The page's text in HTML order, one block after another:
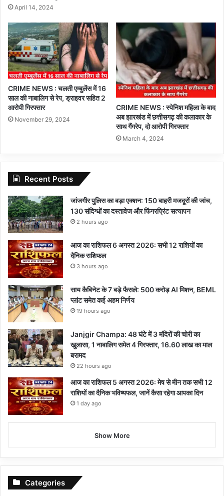
April 14, 2024
CRIME NEWS : चलती एम्बुलेंस में 16
साल की नाबालिग से रेप, ड्राइवर सहित 2
आरोपी गिरफ्तार
November 29, 2024
CRIME NEWS : स्पेनिश महिला के बाद
अब झारखंड में छत्तीसगढ़ की कलाकार के
साथ गैंगरेप, दो आरोपी गिरफ्तार
March 4, 2024
Recent Posts
जांजगीर पुलिस का बड़ा एक्शन: 150 बाहरी मजदूरों की जांच,
130 संदिग्धों का दस्तावेज और फिंगरप्रिंट सत्यापन
2 hours ago
आज का राशिफल 6 अगस्त 2026: सभी 12 राशियों का
दैनिक राशिफल
3 hours ago
साय कैबिनेट के 7 बड़े फैसले: 500 करोड़ AI मिशन, BEML
प्लांट समेत कई अहम निर्णय
19 hours ago
Janjgir Champa: 48 घंटे में 3 मंदिरों की चोरी का
खुलासा, 1 नाबालिग समेत 4 गिरफ्तार, 16.60 लाख का माल
बरामद
22 hours ago
आज का राशिफल 5 अगस्त 2026: मेष से मीन तक सभी 12
राशियों का दैनिक भविष्यफल, जानें कैसा रहेगा आपका दिन
1 day ago
Show More
Categories